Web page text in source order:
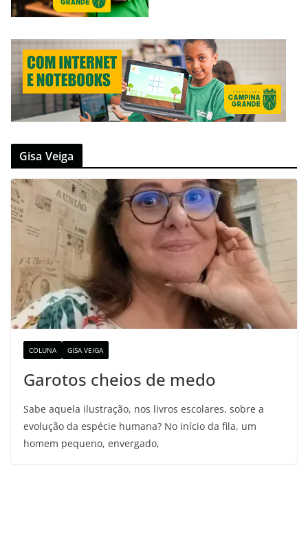
Gisa Veiga
COLUNA GISA VEIGA
Garotos cheios de medo
Sabe aquela ilustração, nos livros escolares, sobre a
evolução da espécie humana? No início da fila, um
homem pequeno, envergado,